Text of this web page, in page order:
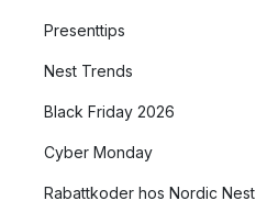
Presenttips
Nest Trends
Black Friday 2026
Cyber Monday
Rabattkoder hos Nordic Nest